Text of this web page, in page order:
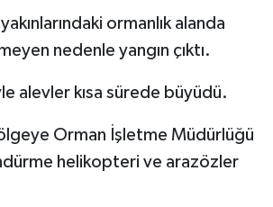
ormanlık alanda
nedenle yangın çıktı.
alevler kısa sürede büyüdü.
Orman İşletme Müdürlüğü
helikopteri ve arazözler